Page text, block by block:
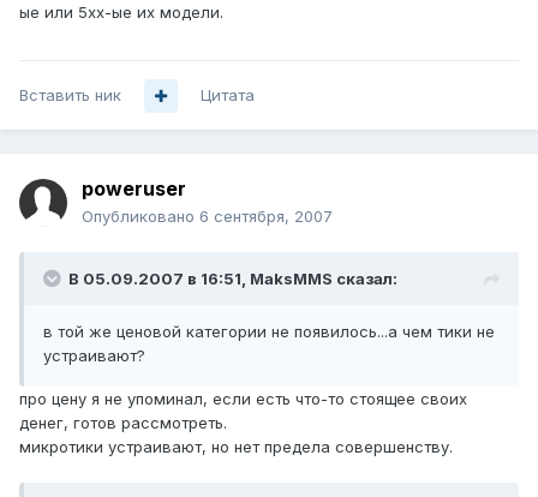
ые или 5хх-ые их модели.
Вставить ник Цитата
poweruser
Опубликовано 6 сентября, 2007
В 05.09.2007 в 16:51, MaksMMS сказал:
в той же ценовой категории не появилось...а чем тики не
устраивают?
про цену я не упоминал, если есть что-то стоящее своих
денег, готов рассмотреть.
микротики устраивают, но нет предела совершенству.